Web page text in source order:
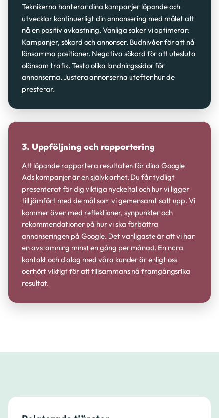
Teknikerna hanterar dina kampanjer löpande och
utvecklar kontinuerligt din annonsering med målet att
nå en positiv avkastning. Vanliga saker vi optimerar:
Kampanjer, sökord och annonser. Budnivåer för att nå
lönsamma positioner. Negativa sökord för att utesluta
olönsam trafik. Testa olika landningssidor för
annonserna. Justera annonserna utefter hur de
presterar.
3. Uppföljning och rapportering
Att löpande rapportera resultaten för dina Google
Ads kampanjer är en självklarhet. Du får tydligt
presenterat för dig viktiga nyckeltal och hur vi ligger
till jämfört med de mål som vi gemensamt satt upp. Vi
kommer även med reflektioner, synpunkter och
rekommendationer på hur vi ska förbättra
annonseringen på Google. Det vanligaste är att vi har
en avstämning minst en gång per månad. En nära
kontakt och dialog med våra kunder är enligt oss
oerhört viktigt för att tillsammans nå framgångsrika
resultat.